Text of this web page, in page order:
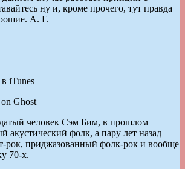
ну и, кроме прочего, тут правда
А. Г.
iTunes
Ghost
человек Сэм Бим, в прошлом
акустический фолк, а пару лет назад
рок, приджазованный фолк-рок и вообще
70-х.